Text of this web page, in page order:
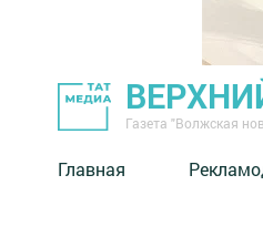
Газета "Волжская
Главная